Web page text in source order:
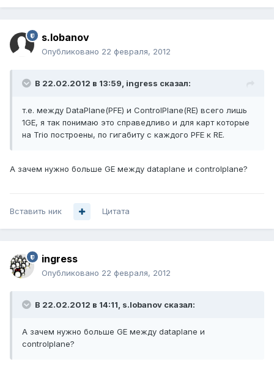
s.lobanov
Опубликовано 22 февраля, 2012
В 22.02.2012 в 13:59, ingress сказал:
т.е. между DataPlane(PFE) и ControlPlane(RE) всего лишь
1GE, я так понимаю это справедливо и для карт которые
на Trio построены, по гигабиту с каждого PFE к RE.
А зачем нужно больше GE между dataplane и controlplane?
Вставить ник Цитата
ingress
Опубликовано 22 февраля, 2012
В 22.02.2012 в 14:11, s.lobanov сказал:
А зачем нужно больше GE между dataplane и
controlplane?